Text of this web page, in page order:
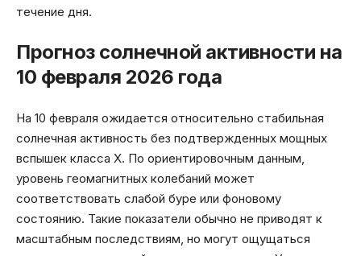
течение дня.
Прогноз солнечной активности на
10 февраля 2026 года
На 10 февраля ожидается относительно стабильная
солнечная активность без подтвержденных мощных
вспышек класса X. По ориентировочным данным,
уровень геомагнитных колебаний может
соответствовать слабой буре или фоновому
состоянию. Такие показатели обычно не приводят к
масштабным последствиям, но могут ощущаться